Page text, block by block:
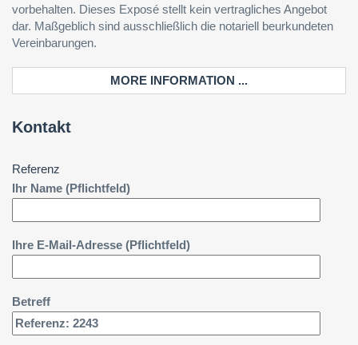
vorbehalten. Dieses Exposé stellt kein vertragliches Angebot
dar. Maßgeblich sind ausschließlich die notariell beurkundeten
Vereinbarungen.
MORE INFORMATION ...
Kontakt
Referenz
Ihr Name (Pflichtfeld)
Ihre E-Mail-Adresse (Pflichtfeld)
Betreff